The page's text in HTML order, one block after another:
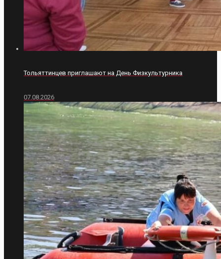
Тольяттинцев приглашают на День Физкультурника
07.08.2026